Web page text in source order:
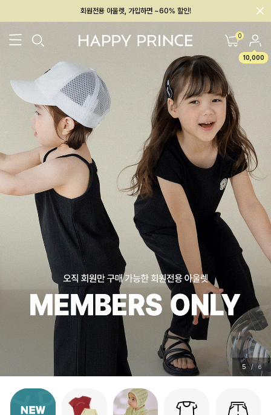
멤버십 최대 28,000원 혜택
0
10,000
26SS 신상 BEST BABY[6~12M] 아우터/상의 하의/레깅스
6 / 6